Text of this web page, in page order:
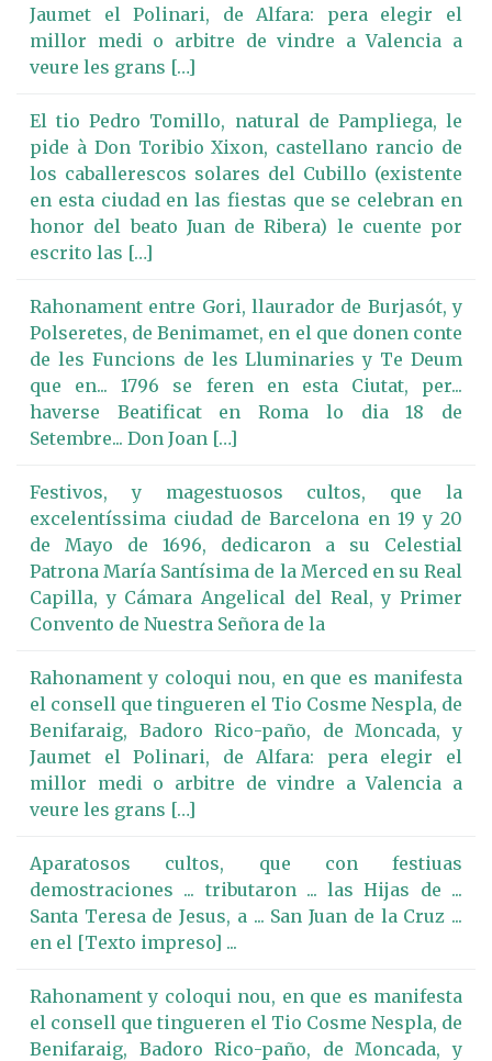
Jaumet el Polinari, de Alfara: pera elegir el
millor medi o arbitre de vindre a Valencia a
veure les grans […]
El tio Pedro Tomillo, natural de Pampliega, le
pide à Don Toribio Xixon, castellano rancio de
los caballerescos solares del Cubillo (existente
en esta ciudad en las fiestas que se celebran en
honor del beato Juan de Ribera) le cuente por
escrito las […]
Rahonament entre Gori, llaurador de Burjasót, y
Polseretes, de Benimamet, en el que donen conte
de les Funcions de les Lluminaries y Te Deum
que en... 1796 se feren en esta Ciutat, per...
haverse Beatificat en Roma lo dia 18 de
Setembre... Don Joan […]
Festivos, y magestuosos cultos, que la
excelentíssima ciudad de Barcelona en 19 y 20
de Mayo de 1696, dedicaron a su Celestial
Patrona María Santísima de la Merced en su Real
Capilla, y Cámara Angelical del Real, y Primer
Convento de Nuestra Señora de la
Rahonament y coloqui nou, en que es manifesta
el consell que tingueren el Tio Cosme Nespla, de
Benifaraig, Badoro Rico-paño, de Moncada, y
Jaumet el Polinari, de Alfara: pera elegir el
millor medi o arbitre de vindre a Valencia a
veure les grans […]
Aparatosos cultos, que con festiuas
demostraciones ... tributaron ... las Hijas de ...
Santa Teresa de Jesus, a ... San Juan de la Cruz ...
en el [Texto impreso] ...
Rahonament y coloqui nou, en que es manifesta
el consell que tingueren el Tio Cosme Nespla, de
Benifaraig, Badoro Rico-paño, de Moncada, y